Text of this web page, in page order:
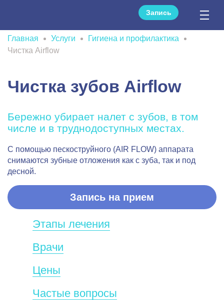
Запись
Главная Услуги
Гигиена и профилактика
Чистка Airflow
Чистка зубов Airflow
Бережно убирает налет с зубов, в том
числе и в труднодоступных местах.
С помощью пескоструйного (AIR FLOW) аппарата
снимаются зубные отложения как с зуба, так и под
десной.
Запись на прием
Этапы лечения
Врачи
Цены
Частые вопросы